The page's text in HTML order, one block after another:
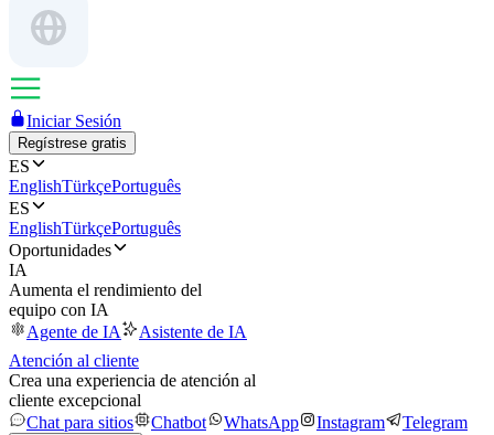
Iniciar Sesión
Regístrese gratis
ES
EnglishTürkçePortuguês
ES
EnglishTürkçePortuguês
Oportunidades
IA
Aumenta el rendimiento del
equipo con IA
Agente de IA
Asistente de IA
Atención al cliente
Crea una experiencia de atención al
cliente excepcional
Chat para sitios
Chatbot WhatsApp Instagram Telegram